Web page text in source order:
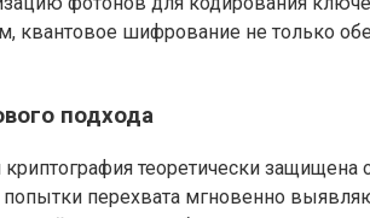
шифрование не только
подхода
криптография теоретически
перехвата мгновенно